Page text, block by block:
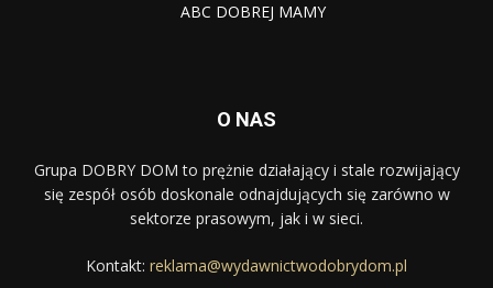
ABC DOBREJ MAMY
O NAS
Grupa DOBRY DOM to prężnie działający i stale rozwijający
się zespół osób doskonale odnajdujących się zarówno w
sektorze prasowym, jak i w sieci.
Kontakt: reklama@wydawnictwodobrydom.pl